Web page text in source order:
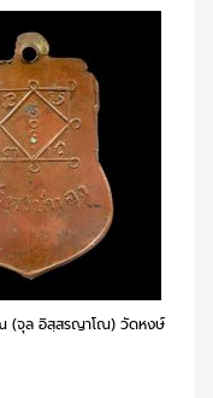
(จุล อิสฺสรญาโณ) วัดหงษ์